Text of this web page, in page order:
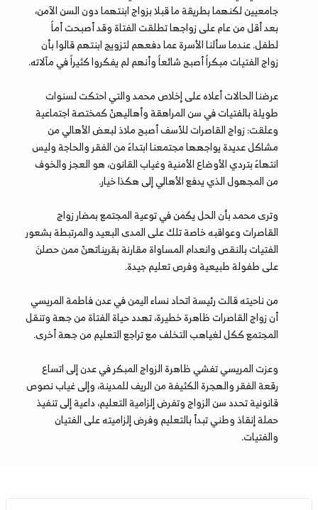
جامعيين لكنهما بطريقة ما قبلا بزواج ابنتهما دون السن الآمن،
بعد أقل من عام على زواجها تطلقت الفتاة وقد أصبحت أماً
لطفل. عندما سألنا الأسرة عما دفعهم لتزويج ابنتهم قالوا بأن
زواج الفتيات مبكراً أصبح شائعاً وأنهم لم يفكروا كثيراً في مآلاته.
عرضنا الحالات أعلاه على إخلاص محمد والتي احتكت لسنوات
طويلة بالفتيات في سن المراهقة وأهاليهنّ كمختصة اجتماعية
وعلقت: زواج القاصرات للأسف أصبح ملاذ لبعض الأهالي من
مشاكل عديدة يواجهها مجتمعنا ابتداءً من الفقر والحاجة وليس
انتهاءً بتردي الأوضاع الأمنية وغياب القانون، هو العجز والخوف
من المجهول الذي يدفع الأهالي إلى هكذا خيار.
وترى محمد بأن الحل يكمن في توعية المجتمع بمضار زواج
القاصرات وعواقبه خاصة تلك على المدى البعيد والمرتبطة بشعور
الفتيات بالنقص وانعدام المساواة مقارنة بقريناتهنّ ممن حصلنَ
على طفولة طبيعية وفرص تعليم جيدة.
من ناحيته قالت رئيسة اتحاد نساء اليمن في عدن فاطمة المريسي
أن زواج القاصرات ظاهرة خطيرة، تهدد حياة الفتاة من جهة وتنقل
المجتمع ككل لغياهب التخلف مع تراجع التعليم من جهة أخرى.
وعزت المريسي تفشي ظاهرة الزواج المبكر في عدن إلى اتساع
رقعة الفقر والهجرة الكثيفة من الريف للمدينة، وإلى غياب نصوص
قانونية تحدد سن الزواج وتفرض إلزامية التعليم، داعية إلى تنفيذ
حملة إنقاذ وطني تبدأ بالتعليم وفرض إلزاميته على الفتيان
والفتيات.